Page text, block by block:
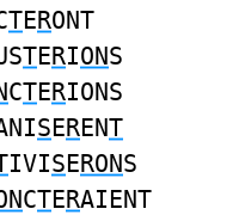
TERONT
TERIONS
CTERIONS
SERENT
IVISERONS
CTERAIENT